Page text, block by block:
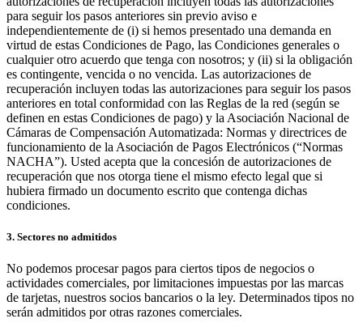
Barbería
Tatuajes y piercings
Spa médico
Capacidades
Acepta pagos
Administra tus citas
Atrae nuevos clientes
Haz que tus clientes regresen
Administra tu flujo de caja
Haz un seguimiento del rendimiento
Agrega fuentes de ingresos
Descubrir
para seguir los pasos anteriores sin previo aviso e
independientemente de (i) si hemos presentado una demanda en
virtud de estas Condiciones de Pago, las Condiciones generales o
cualquier otro acuerdo que tenga con nosotros; y (ii) si la obligación
es contingente, vencida o no vencida. Las autorizaciones de
recuperación incluyen todas las autorizaciones para seguir los pasos
anteriores en total conformidad con las Reglas de la red (según se
definen en estas Condiciones de pago) y la Asociación Nacional de
Cámaras de Compensación Automatizada: Normas y directrices de
funcionamiento de la Asociación de Pagos Electrónicos (“Normas
NACHA”). Usted acepta que la concesión de autorizaciones de
recuperación que nos otorga tiene el mismo efecto legal que si
hubiera firmado un documento escrito que contenga dichas
condiciones.
3. Sectores no admitidos
No podemos procesar pagos para ciertos tipos de negocios o
actividades comerciales, por limitaciones impuestas por las marcas
de tarjetas, nuestros socios bancarios o la ley. Determinados tipos no
serán admitidos por otras razones comerciales.